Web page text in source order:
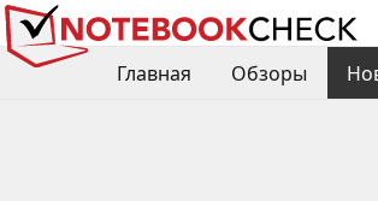
Главная Обзоры